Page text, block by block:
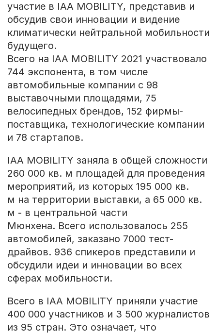
участие в IAA MOBILITY, представив и
обсудив свои инновации и видение
климатически нейтральной мобильности
будущего.
Всего на IAA MOBILITY 2021 участвовало
744 экспонента, в том числе
автомобильные компании с 98
выставочными площадями, 75
велосипедных брендов, 152 фирмы-
поставщика, технологические компании
и 78 стартапов.
IAA MOBILITY заняла в общей сложности
260 000 кв. м площадей для проведения
мероприятий, из которых 195 000 кв.
м на территории выставки, а 65 000 кв.
м - в центральной части
Мюнхена. Всего использовалось 255
автомобилей, заказано 7000 тест-
драйвов. 936 спикеров представили и
обсудили идеи и инновации во всех
сферах мобильности.
Всего в IAA MOBILITY приняли участие
400 000 участников и 3 500 журналистов
из 95 стран. Это означает, что